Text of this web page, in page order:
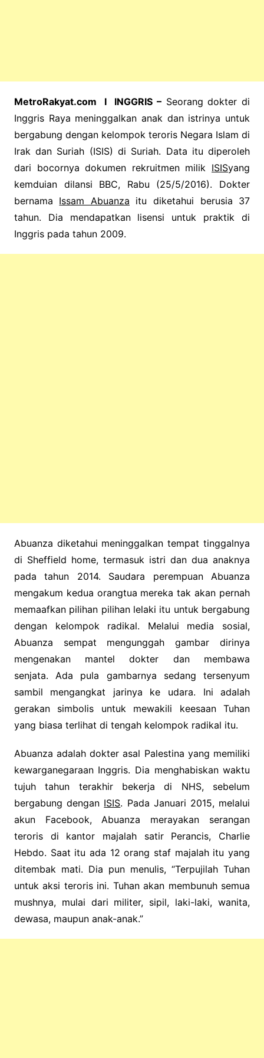
MetroRakyat.com I INGGRIS – Seorang dokter di
Inggris Raya meninggalkan anak dan istrinya untuk
bergabung dengan kelompok teroris Negara Islam di
Irak dan Suriah (ISIS) di Suriah. Data itu diperoleh
dari bocornya dokumen rekruitmen milik ISISyang
kemduian dilansi BBC, Rabu (25/5/2016). Dokter
bernama Issam Abuanza itu diketahui berusia 37
tahun. Dia mendapatkan lisensi untuk praktik di
Inggris pada tahun 2009.
Abuanza diketahui meninggalkan tempat tinggalnya
di Sheffield home, termasuk istri dan dua anaknya
pada tahun 2014. Saudara perempuan Abuanza
mengakum kedua orangtua mereka tak akan pernah
memaafkan pilihan pilihan lelaki itu untuk bergabung
dengan kelompok radikal. Melalui media sosial,
Abuanza sempat mengunggah gambar dirinya
mengenakan mantel dokter dan membawa
senjata.Ada pula gambarnya sedang tersenyum
sambil mengangkat jarinya ke udara. Ini adalah
gerakan simbolis untuk mewakili keesaan Tuhan
yang biasa terlihat di tengah kelompok radikal itu.
Abuanza adalah dokter asal Palestina yang memiliki
kewarganegaraan Inggris. Dia menghabiskan waktu
tujuh tahun terakhir bekerja di NHS, sebelum
bergabung dengan ISIS. Pada Januari 2015, melalui
akun Facebook, Abuanza merayakan serangan
teroris di kantor majalah satir Perancis, Charlie
Hebdo. Saat itu ada 12 orang staf majalah itu yang
ditembak mati. Dia pun menulis, “Terpujilah Tuhan
untuk aksi teroris ini. Tuhan akan membunuh semua
mushnya, mulai dari militer, sipil, laki-laki, wanita,
dewasa, maupun anak-anak.”